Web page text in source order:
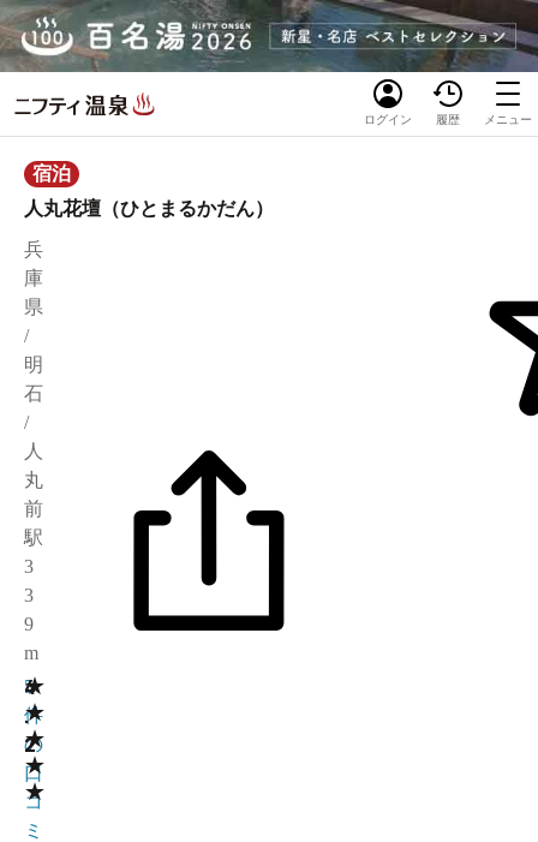
ログイン 履歴 メニュー
宿泊
人丸花壇（ひとまるかだん）
兵
庫
県
/
明
石
/
人
丸
前
駅
3
3
9
m
★
★
★
★
★
4
.
2
5
件
の
口
コ
ミ